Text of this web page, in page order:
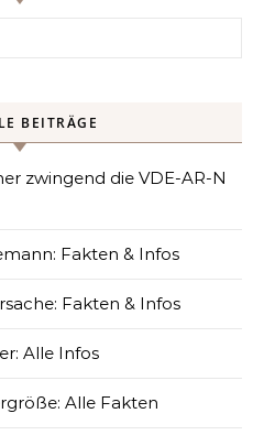
BEITRÄGE
zwingend die VDE-AR-N
Fakten & Infos
Fakten & Infos
Alle Infos
Alle Fakten